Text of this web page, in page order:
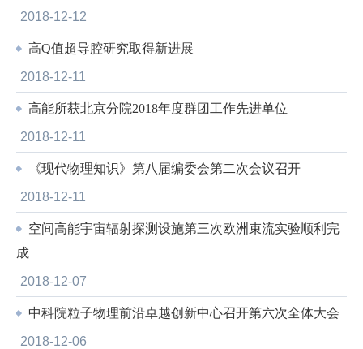
2018-12-12
高Q值超导腔研究取得新进展
2018-12-11
高能所获北京分院2018年度群团工作先进单位
2018-12-11
《现代物理知识》第八届编委会第二次会议召开
2018-12-11
空间高能宇宙辐射探测设施第三次欧洲束流实验顺利完
成
2018-12-07
中科院粒子物理前沿卓越创新中心召开第六次全体大会
2018-12-06